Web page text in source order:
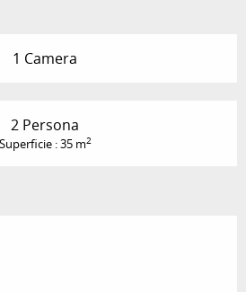
1 Camera
2 Persona
Superficie : 35 m2